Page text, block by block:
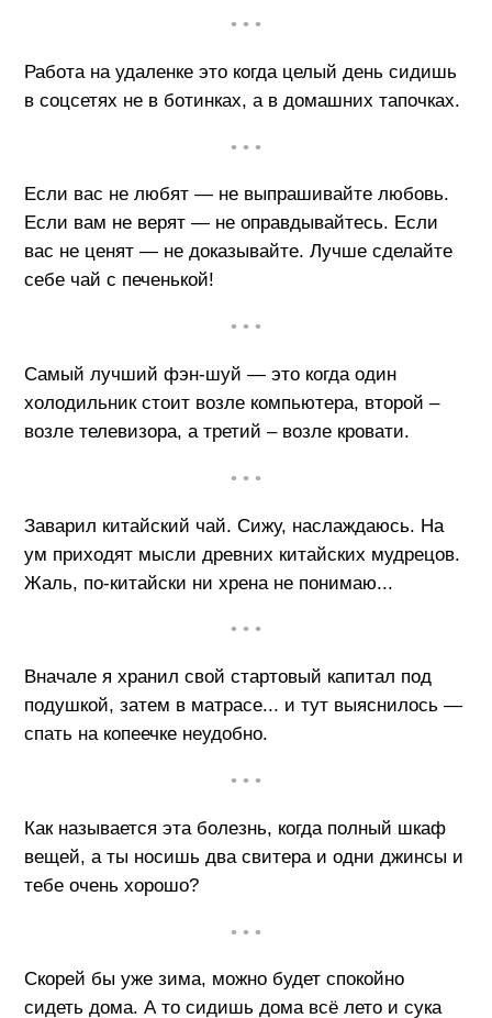
• • •
Работа на удаленке это когда целый день сидишь
в соцсетях не в ботинках, а в домашних тапочках.
• • •
Если вас не любят — не выпрашивайте любовь.
Если вам не верят — не оправдывайтесь. Если
вас не ценят — не доказывайте. Лучше сделайте
себе чай с печенькой!
• • •
Самый лучший фэн-шуй — это когда один
холодильник стоит возле компьютера, второй –
возле телевизора, а третий – возле кровати.
• • •
Заварил китайский чай. Сижу, наслаждаюсь. На
ум приходят мысли древних китайских мудрецов.
Жаль, по-китайски ни хрена не понимаю...
• • •
Вначале я хранил свой стартовый капитал под
подушкой, затем в матрасе... и тут выяснилось —
спать на копеечке неудобно.
• • •
Как называется эта болезнь, когда полный шкаф
вещей, а ты носишь два свитера и одни джинсы и
тебе очень хорошо?
• • •
Скорей бы уже зима, можно будет спокойно
сидеть дома. А то сидишь дома всё лето и сука